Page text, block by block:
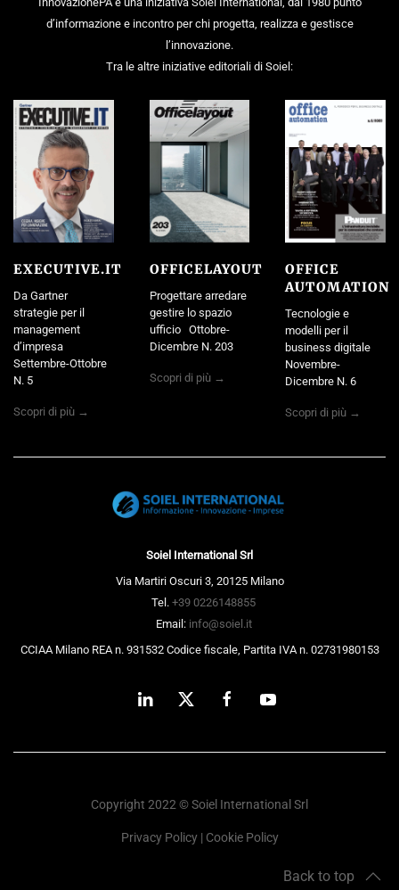
d’informazione e incontro per chi progetta, realizza e gestisce
l’innovazione.
Tra le altre iniziative editoriali di Soiel:
EXECUTIVE.IT
Da Gartner
strategie per il
management
d’impresa
Settembre-Ottobre
N. 5
Scopri di più →
OFFICELAYOUT
Progettare arredare
gestire lo spazio
ufficio Ottobre-
Dicembre N. 203
Scopri di più →
OFFICE
AUTOMATION
Tecnologie e
modelli per il
business digitale
Novembre-
Dicembre N. 6
Scopri di più →
Soiel International Srl
Via Martiri Oscuri 3, 20125 Milano
Tel. +39 0226148855
Email: info@soiel.it
CCIAA Milano REA n. 931532 Codice fiscale, Partita IVA n. 02731980153
Copyright 2022 © Soiel International Srl
Privacy Policy| Cookie Policy
Back to top